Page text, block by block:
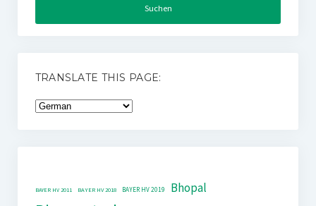
TRANSLATE THIS PAGE:
BAYER HV 2011 BAYER HV 2018 BAYER HV 2019 Bhopal